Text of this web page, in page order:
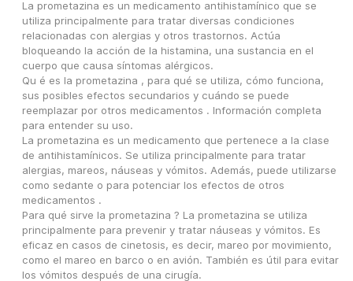
La prometazina es un medicamento antihistamínico que se
utiliza principalmente para tratar diversas condiciones
relacionadas con alergias y otros trastornos. Actúa
bloqueando la acción de la histamina, una sustancia en el
cuerpo que causa síntomas alérgicos.
Qu é es la prometazina , para qué se utiliza, cómo funciona,
sus posibles efectos secundarios y cuándo se puede
reemplazar por otros medicamentos . Información completa
para entender su uso.
La prometazina es un medicamento que pertenece a la clase
de antihistamínicos. Se utiliza principalmente para tratar
alergias, mareos, náuseas y vómitos. Además, puede utilizarse
como sedante o para potenciar los efectos de otros
medicamentos .
Para qué sirve la prometazina ? La prometazina se utiliza
principalmente para prevenir y tratar náuseas y vómitos. Es
eficaz en casos de cinetosis, es decir, mareo por movimiento,
como el mareo en barco o en avión. También es útil para evitar
los vómitos después de una cirugía.